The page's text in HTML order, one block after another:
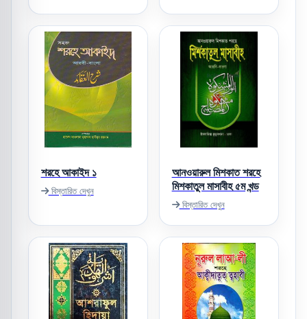
শরহে আকাইদ ১
বিস্তারিত দেখুন
আনওয়ারুল মিশকাত শরহে
মিশকাতুল মাসাবীহ ৫ম খন্ড
বিস্তারিত দেখুন